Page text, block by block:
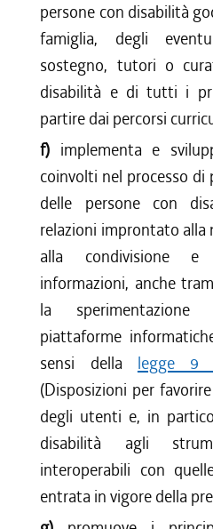
persone con disabilità
famiglia, degli
sostegno, tutori o
disabilità e di tutti i
partire dai percorsi
f) implementa e
coinvolti nel processo di
delle persone con
relazioni improntato alla
alla condivisione
informazioni, anche
la
piattaforme
sensi della legge 9
(Disposizioni per
degli utenti e, in
disabilità agli
interoperabili con
entrata in vigore della